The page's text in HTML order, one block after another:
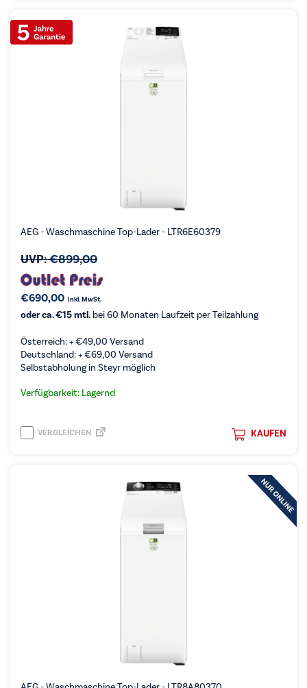
AEG - Waschmaschine Top-Lader - LTR6E60379
UVP:€899,00
€690,00 inkl. MwSt.
oder ca. €15 mtl. bei 60 Monaten Laufzeit per Teilzahlung
Österreich: +€49,00 Versand
Deutschland: +€69,00 Versand
Selbstabholung in Steyr möglich
Verfügbarkeit: Lagernd
KAUFEN
VERGLEICHEN